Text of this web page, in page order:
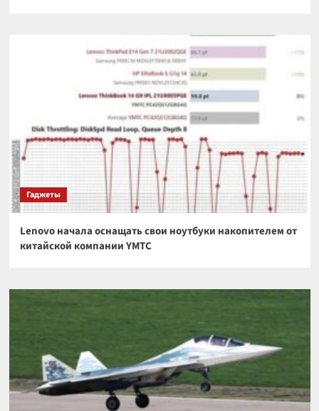
Гаджеты
Lenovo начала оснащать свои ноутбуки накопителем от
китайской компании YMTC